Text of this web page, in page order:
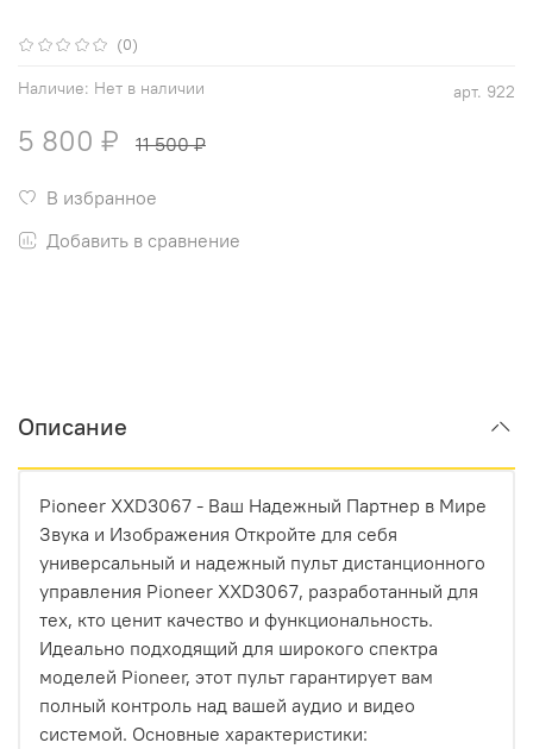
(0)
арт. 922
Наличие: Нет в наличии
5 800 ₽ 11 500 ₽
В избранное
Добавить в сравнение
Описание
Pioneer XXD3067 - Ваш Надежный Партнер в Мире
Звука и Изображения Откройте для себя
универсальный и надежный пульт дистанционного
управления Pioneer XXD3067, разработанный для
тех, кто ценит качество и функциональность.
Идеально подходящий для широкого спектра
моделей Pioneer, этот пульт гарантирует вам
полный контроль над вашей аудио и видео
системой. Основные характеристики: